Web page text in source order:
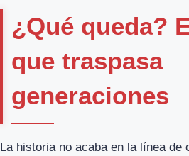
¿Qué queda?
que traspasa
generaciones
La historia no acaba en la línea de